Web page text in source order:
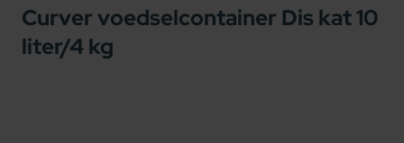
Curver voedselcontainer Dis kat 10
liter/4 kg